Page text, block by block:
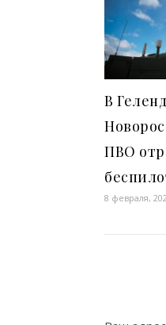
В
ПВО
8 февраля,